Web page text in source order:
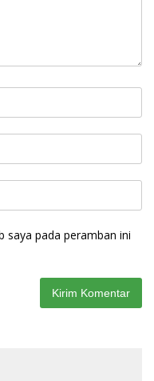
saya pada peramban ini